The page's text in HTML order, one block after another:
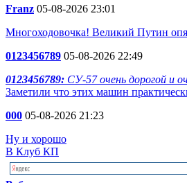
Franz 05-08-2026 23:01
Многоходовочка! Великий Путин
0123456789 05-08-2026 22:49
0123456789: СУ-57 очень дорогой и
Заметили что этих машин
000 05-08-2026 21:23
Ну и хорошо
В Клуб КП